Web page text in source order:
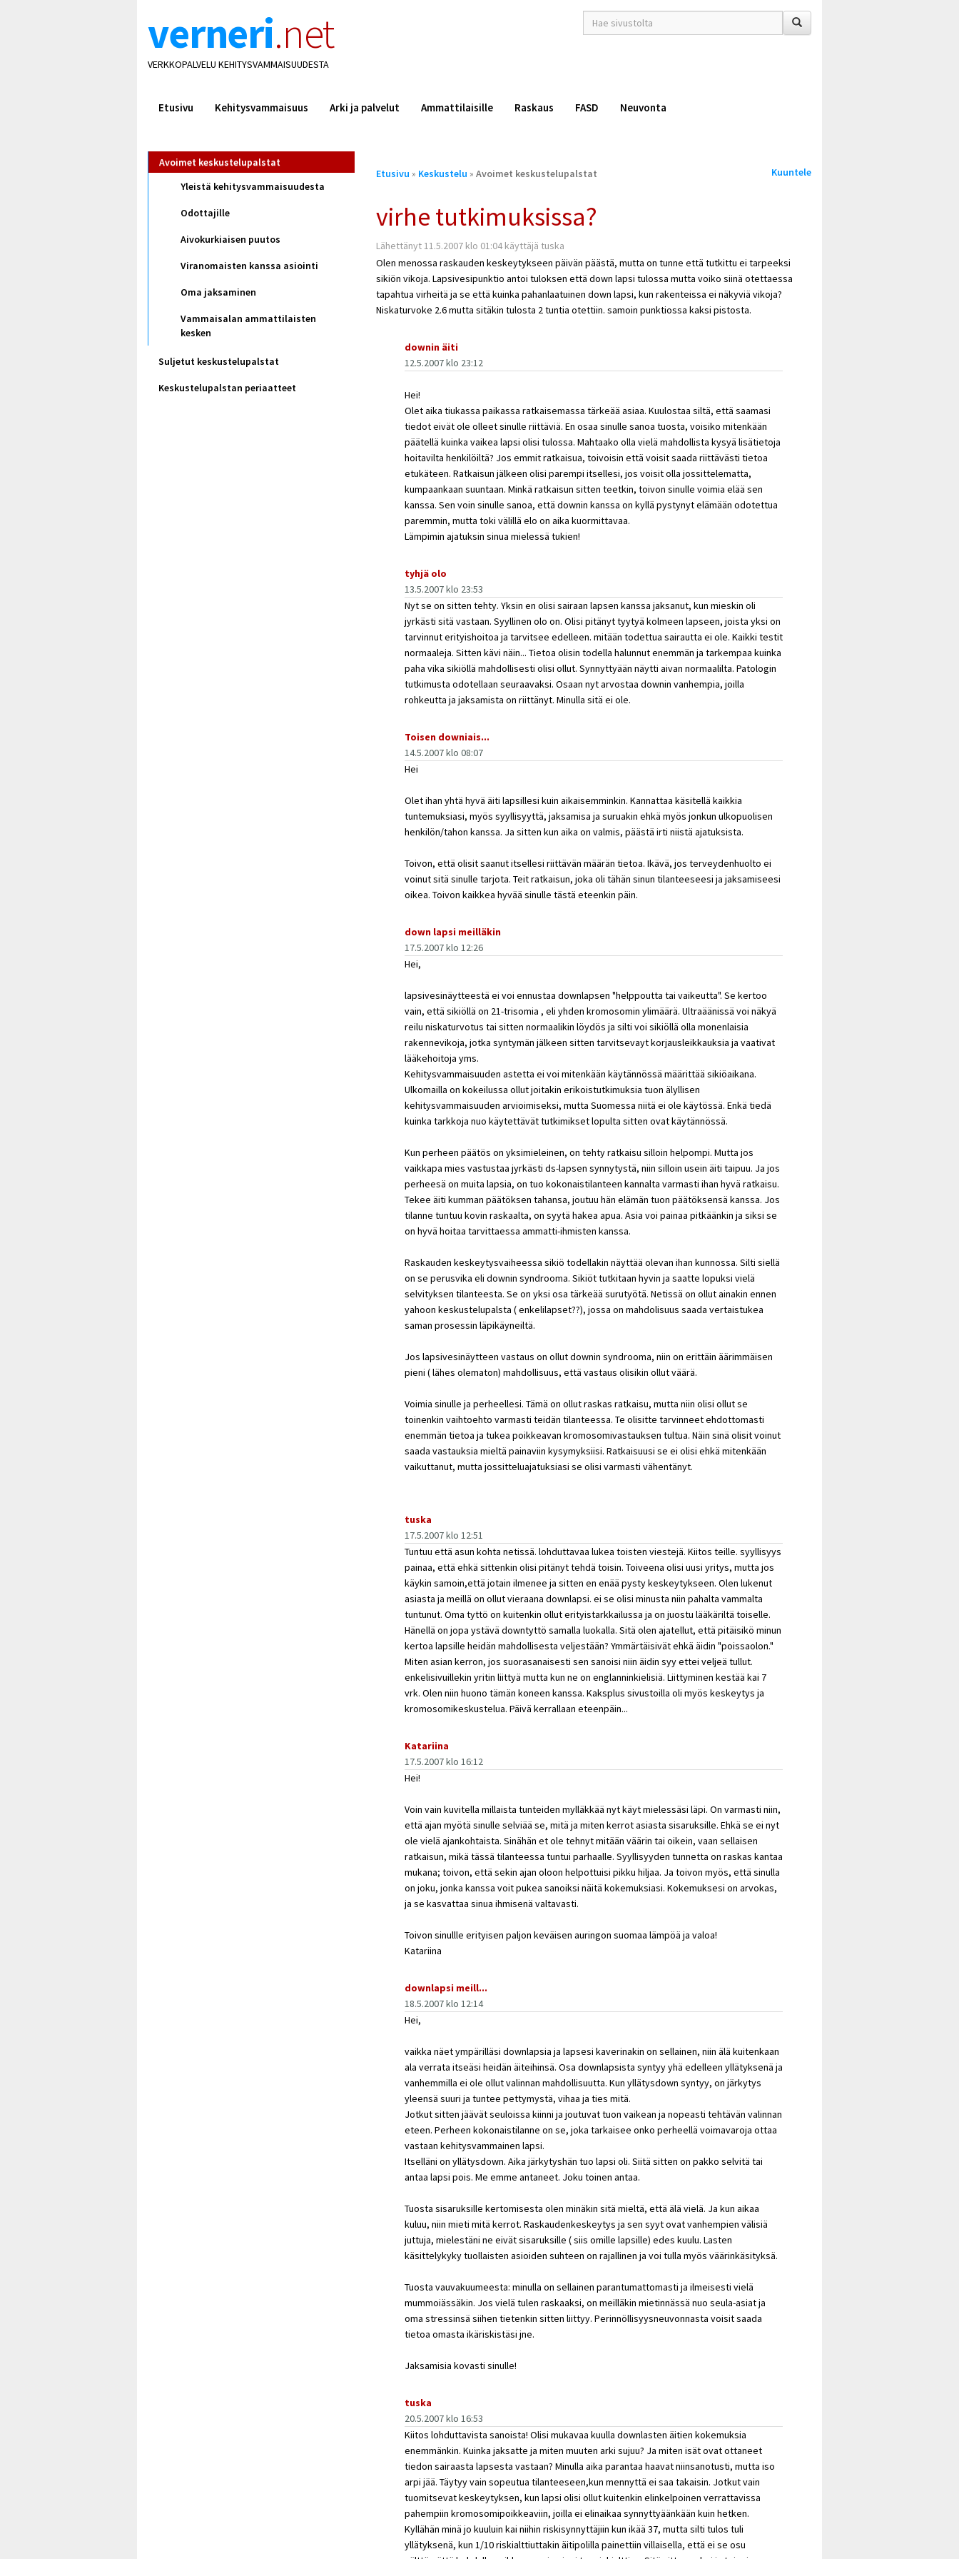
verneri.net
VERKKOPALVELU KEHITYSVAMMAISUUDESTA
hakusana(t)
*
Etusivu Kehitysvammaisuus Arki ja palvelut Ammattilaisille Raskaus FASD Neuvonta
Avoimet keskustelupalstat
Yleistä kehitysvammaisuudesta
Odottajille
Aivokurkiaisen puutos
Viranomaisten kanssa asiointi
Oma jaksaminen
Vammaisalan ammattilaisten
kesken
Suljetut keskustelupalstat
Keskustelupalstan periaatteet
Olet
Etusivu » Keskustelu » Avoimet keskustelupalstat Kuuntele
virhe tutkimuksissa?
Lähettänyt 11.5.2007 klo 01:04 käyttäjä tuska
Olen menossa raskauden keskeytykseen päivän päästä, mutta on tunne että tutkittu ei tarpeeksi
sikiön vikoja. Lapsivesipunktio antoi tuloksen että down lapsi tulossa mutta voiko siinä otettaessa
tapahtua virheitä ja se että kuinka pahanlaatuinen down lapsi, kun rakenteissa ei näkyviä vikoja?
Niskaturvoke 2.6 mutta sitäkin tulosta 2 tuntia otettiin. samoin punktiossa kaksi pistosta.
downin äiti
12.5.2007 klo 23:12
Hei!
Olet aika tiukassa paikassa ratkaisemassa tärkeää asiaa. Kuulostaa siltä, että saamasi
tiedot eivät ole olleet sinulle riittäviä. En osaa sinulle sanoa tuosta, voisiko mitenkään
päätellä kuinka vaikea lapsi olisi tulossa. Mahtaako olla vielä mahdollista kysyä lisätietoja
hoitavilta henkilöiltä? Jos emmit ratkaisua, toivoisin että voisit saada riittävästi tietoa
etukäteen. Ratkaisun jälkeen olisi parempi itsellesi, jos voisit olla jossittelematta,
kumpaankaan suuntaan. Minkä ratkaisun sitten teetkin, toivon sinulle voimia elää sen
kanssa. Sen voin sinulle sanoa, että downin kanssa on kyllä pystynyt elämään odotettua
paremmin, mutta toki välillä elo on aika kuormittavaa.
Lämpimin ajatuksin sinua mielessä tukien!
tyhjä olo
13.5.2007 klo 23:53
Nyt se on sitten tehty. Yksin en olisi sairaan lapsen kanssa jaksanut, kun mieskin oli
jyrkästi sitä vastaan. Syyllinen olo on. Olisi pitänyt tyytyä kolmeen lapseen, joista yksi on
tarvinnut erityishoitoa ja tarvitsee edelleen. mitään todettua sairautta ei ole. Kaikki testit
normaaleja. Sitten kävi näin... Tietoa olisin todella halunnut enemmän ja tarkempaa kuinka
paha vika sikiöllä mahdollisesti olisi ollut. Synnyttyään näytti aivan normaalilta. Patologin
tutkimusta odotellaan seuraavaksi. Osaan nyt arvostaa downin vanhempia, joilla
rohkeutta ja jaksamista on riittänyt. Minulla sitä ei ole.
Toisen downiais...
14.5.2007 klo 08:07
Hei
Olet ihan yhtä hyvä äiti lapsillesi kuin aikaisemminkin. Kannattaa käsitellä kaikkia
tuntemuksiasi, myös syyllisyyttä, jaksamisa ja suruakin ehkä myös jonkun ulkopuolisen
henkilön/tahon kanssa. Ja sitten kun aika on valmis, päästä irti niistä ajatuksista.
Toivon, että olisit saanut itsellesi riittävän määrän tietoa. Ikävä, jos terveydenhuolto ei
voinut sitä sinulle tarjota. Teit ratkaisun, joka oli tähän sinun tilanteeseesi ja jaksamiseesi
oikea. Toivon kaikkea hyvää sinulle tästä eteenkin päin.
down lapsi meilläkin
17.5.2007 klo 12:26
Hei,
lapsivesinäytteestä ei voi ennustaa downlapsen "helppoutta tai vaikeutta". Se kertoo
vain, että sikiöllä on 21-trisomia , eli yhden kromosomin ylimäärä. Ultraäänissä voi näkyä
reilu niskaturvotus tai sitten normaalikin löydös ja silti voi sikiöllä olla monenlaisia
rakennevikoja, jotka syntymän jälkeen sitten tarvitsevayt korjausleikkauksia ja vaativat
lääkehoitoja yms.
Kehitysvammaisuuden astetta ei voi mitenkään käytännössä määrittää sikiöaikana.
Ulkomailla on kokeilussa ollut joitakin erikoistutkimuksia tuon älyllisen
kehitysvammaisuuden arvioimiseksi, mutta Suomessa niitä ei ole käytössä. Enkä tiedä
kuinka tarkkoja nuo käytettävät tutkimikset lopulta sitten ovat käytännössä.
Kun perheen päätös on yksimieleinen, on tehty ratkaisu silloin helpompi. Mutta jos
vaikkapa mies vastustaa jyrkästi ds-lapsen synnytystä, niin silloin usein äiti taipuu. Ja jos
perheesä on muita lapsia, on tuo kokonaistilanteen kannalta varmasti ihan hyvä ratkaisu.
Tekee äiti kumman päätöksen tahansa, joutuu hän elämän tuon päätöksensä kanssa. Jos
tilanne tuntuu kovin raskaalta, on syytä hakea apua. Asia voi painaa pitkäänkin ja siksi se
on hyvä hoitaa tarvittaessa ammatti-ihmisten kanssa.
Raskauden keskeytysvaiheessa sikiö todellakin näyttää olevan ihan kunnossa. Silti siellä
on se perusvika eli downin syndrooma. Sikiöt tutkitaan hyvin ja saatte lopuksi vielä
selvityksen tilanteesta. Se on yksi osa tärkeää surutyötä. Netissä on ollut ainakin ennen
yahoon keskustelupalsta ( enkelilapset??), jossa on mahdolisuus saada vertaistukea
saman prosessin läpikäyneiltä.
Jos lapsivesinäytteen vastaus on ollut downin syndrooma, niin on erittäin äärimmäisen
pieni ( lähes olematon) mahdollisuus, että vastaus olisikin ollut väärä.
Voimia sinulle ja perheellesi. Tämä on ollut raskas ratkaisu, mutta niin olisi ollut se
toinenkin vaihtoehto varmasti teidän tilanteessa. Te olisitte tarvinneet ehdottomasti
enemmän tietoa ja tukea poikkeavan kromosomivastauksen tultua. Näin sinä olisit voinut
saada vastauksia mieltä painaviin kysymyksiisi. Ratkaisuusi se ei olisi ehkä mitenkään
vaikuttanut, mutta jossitteluajatuksiasi se olisi varmasti vähentänyt.
tuska
17.5.2007 klo 12:51
Tuntuu että asun kohta netissä. lohduttavaa lukea toisten viestejä. Kiitos teille. syyllisyys
painaa, että ehkä sittenkin olisi pitänyt tehdä toisin. Toiveena olisi uusi yritys, mutta jos
käykin samoin,että jotain ilmenee ja sitten en enää pysty keskeytykseen. Olen lukenut
asiasta ja meillä on ollut vieraana downlapsi. ei se olisi minusta niin pahalta vammalta
tuntunut. Oma tyttö on kuitenkin ollut erityistarkkailussa ja on juostu lääkäriltä toiselle.
Hänellä on jopa ystävä downtyttö samalla luokalla. Sitä olen ajatellut, että pitäisikö minun
kertoa lapsille heidän mahdollisesta veljestään? Ymmärtäisivät ehkä äidin "poissaolon."
Miten asian kerron, jos suorasanaisesti sen sanoisi niin äidin syy ettei veljeä tullut.
enkelisivuillekin yritin liittyä mutta kun ne on englanninkielisiä. Liittyminen kestää kai 7
vrk. Olen niin huono tämän koneen kanssa. Kaksplus sivustoilla oli myös keskeytys ja
kromosomikeskustelua. Päivä kerrallaan eteenpäin...
Katariina
17.5.2007 klo 16:12
Hei!
Voin vain kuvitella millaista tunteiden mylläkkää nyt käyt mielessäsi läpi. On varmasti niin,
että ajan myötä sinulle selviää se, mitä ja miten kerrot asiasta sisaruksille. Ehkä se ei nyt
ole vielä ajankohtaista. Sinähän et ole tehnyt mitään väärin tai oikein, vaan sellaisen
ratkaisun, mikä tässä tilanteessa tuntui parhaalle. Syyllisyyden tunnetta on raskas kantaa
mukana; toivon, että sekin ajan oloon helpottuisi pikku hiljaa. Ja toivon myös, että sinulla
on joku, jonka kanssa voit pukea sanoiksi näitä kokemuksiasi. Kokemuksesi on arvokas,
ja se kasvattaa sinua ihmisenä valtavasti.
Toivon sinullle erityisen paljon keväisen auringon suomaa lämpöä ja valoa!
Katariina
downlapsi meill...
18.5.2007 klo 12:14
Hei,
vaikka näet ympärilläsi downlapsia ja lapsesi kaverinakin on sellainen, niin älä kuitenkaan
ala verrata itseäsi heidän äiteihinsä. Osa downlapsista syntyy yhä edelleen yllätyksenä ja
vanhemmilla ei ole ollut valinnan mahdollisuutta. Kun yllätysdown syntyy, on järkytys
yleensä suuri ja tuntee pettymystä, vihaa ja ties mitä.
Jotkut sitten jäävät seuloissa kiinni ja joutuvat tuon vaikean ja nopeasti tehtävän valinnan
eteen. Perheen kokonaistilanne on se, joka tarkaisee onko perheellä voimavaroja ottaa
vastaan kehitysvammainen lapsi.
Itselläni on yllätysdown. Aika järkytyshän tuo lapsi oli. Siitä sitten on pakko selvitä tai
antaa lapsi pois. Me emme antaneet. Joku toinen antaa.
Tuosta sisaruksille kertomisesta olen minäkin sitä mieltä, että älä vielä. Ja kun aikaa
kuluu, niin mieti mitä kerrot. Raskaudenkeskeytys ja sen syyt ovat vanhempien välisiä
juttuja, mielestäni ne eivät sisaruksille ( siis omille lapsille) edes kuulu. Lasten
käsittelykyky tuollaisten asioiden suhteen on rajallinen ja voi tulla myös väärinkäsityksä.
Tuosta vauvakuumeesta: minulla on sellainen parantumattomasti ja ilmeisesti vielä
mummoiässäkin. Jos vielä tulen raskaaksi, on meilläkin mietinnässä nuo seula-asiat ja
oma stressinsä siihen tietenkin sitten liittyy. Perinnöllisyysneuvonnasta voisit saada
tietoa omasta ikäriskistäsi jne.
Jaksamisia kovasti sinulle!
tuska
20.5.2007 klo 16:53
Kiitos lohduttavista sanoista! Olisi mukavaa kuulla downlasten äitien kokemuksia
enemmänkin. Kuinka jaksatte ja miten muuten arki sujuu? Ja miten isät ovat ottaneet
tiedon sairaasta lapsesta vastaan? Minulla aika parantaa haavat niinsanotusti, mutta iso
arpi jää. Täytyy vain sopeutua tilanteeseen,kun mennyttä ei saa takaisin. Jotkut vain
tuomitsevat keskeytyksen, kun lapsi olisi ollut kuitenkin elinkelpoinen verrattavissa
pahempiin kromosomipoikkeaviin, joilla ei elinaikaa synnyttyäänkään kuin hetken.
Kyllähän minä jo kuuluin kai niihin riskisynnyttäjiin kun ikää 37, mutta silti tulos tuli
yllätyksenä, kun 1/10 riskialttiuttakin äitipolilla painettiin villaisella, että ei se osu